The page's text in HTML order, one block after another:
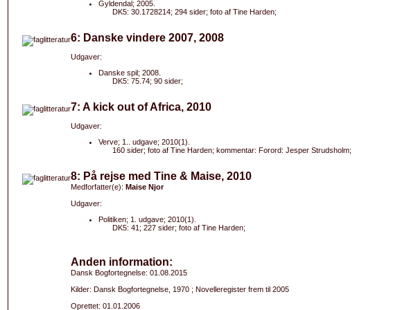
Gyldendal; 2005.
DK5: 30.1728214; 294 sider; foto af Tine Harden;
6: Danske vindere 2007, 2008
Udgaver:
Danske spil; 2008.
DK5: 75.74; 90 sider;
7: A kick out of Africa, 2010
Udgaver:
Verve; 1.. udgave; 2010(1).
160 sider; foto af Tine Harden; kommentar: Forord: Jesper Strudsholm;
8: På rejse med Tine & Maise, 2010
Medforfatter(e): Maise Njor
Udgaver:
Politiken; 1. udgave; 2010(1).
DK5: 41; 227 sider; foto af Tine Harden;
Anden information:
Dansk Bogfortegnelse: 01.08.2015
Kilder: Dansk Bogfortegnelse, 1970 ; Novelleregister frem til 2005
Oprettet: 01.01.2006